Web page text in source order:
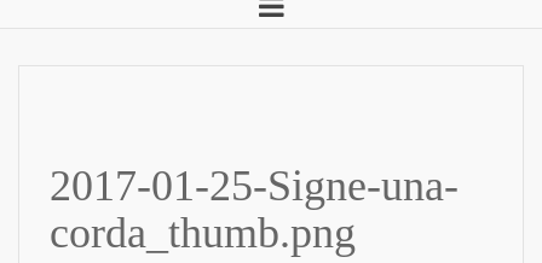
2017-01-25-Signe-una-
corda_thumb.png